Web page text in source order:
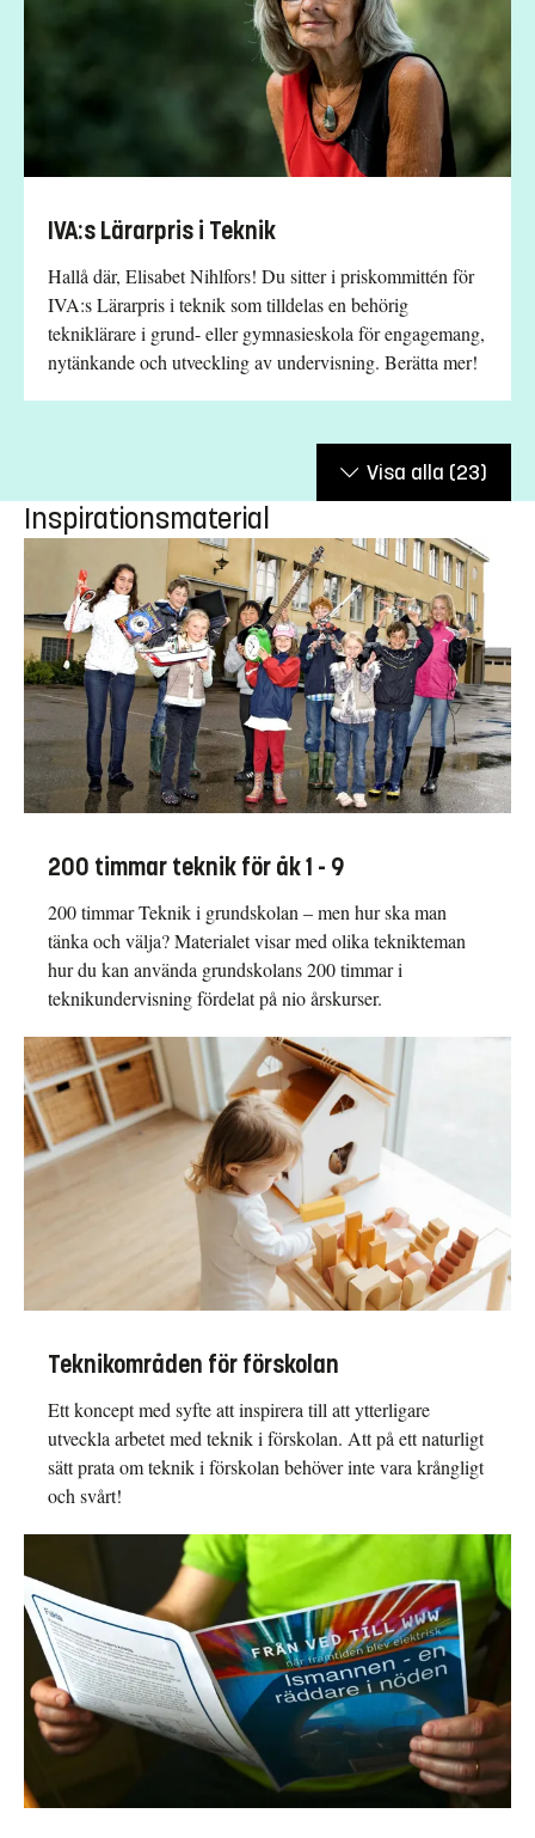
IVA:s Lärarpris i Teknik
Hallå där, Elisabet Nihlfors! Du sitter i priskommittén för
IVA:s Lärarpris i teknik som tilldelas en behörig
tekniklärare i grund- eller gymnasieskola för engagemang,
nytänkande och utveckling av undervisning. Berätta mer!
Visa alla (23)
Inspirationsmaterial
200 timmar teknik för åk 1 - 9
200 timmar Teknik i grundskolan – men hur ska man
tänka och välja? Materialet visar med olika teknikteman
hur du kan använda grundskolans 200 timmar i
teknikundervisning fördelat på nio årskurser.
Teknikområden för förskolan
Ett koncept med syfte att inspirera till att ytterligare
utveckla arbetet med teknik i förskolan. Att på ett naturligt
sätt prata om teknik i förskolan behöver inte vara krångligt
och svårt!